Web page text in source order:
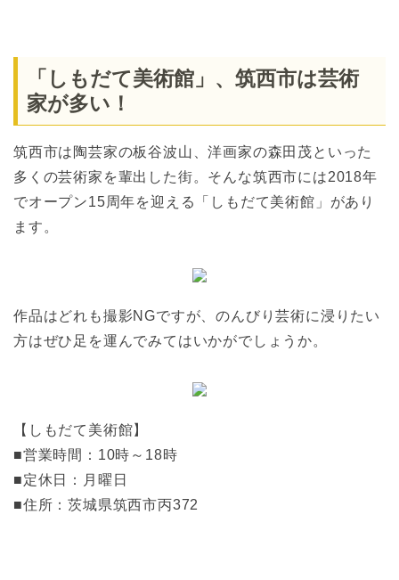
「しもだて美術館」、筑西市は芸術
家が多い！
筑西市は陶芸家の板谷波山、洋画家の森田茂といった
多くの芸術家を輩出した街。そんな筑西市には2018年
でオープン15周年を迎える「しもだて美術館」があり
ます。
作品はどれも撮影NGですが、のんびり芸術に浸りたい
方はぜひ足を運んでみてはいかがでしょうか。
【しもだて美術館】
■営業時間：10時～18時
■定休日：月曜日
■住所：茨城県筑西市丙372